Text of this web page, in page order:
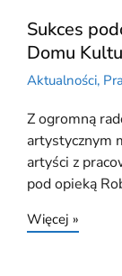
Sukces
Domu
Aktualności,
Z ogromną
artystycznym
artyści z
pod opieką
Więcej »